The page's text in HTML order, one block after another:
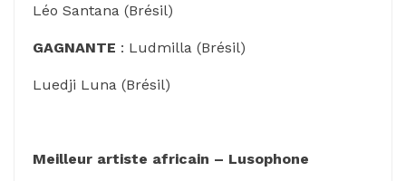
Léo Santana (Brésil)
GAGNANTE : Ludmilla (Brésil)
Luedji Luna (Brésil)
Meilleur artiste africain – Lusophone